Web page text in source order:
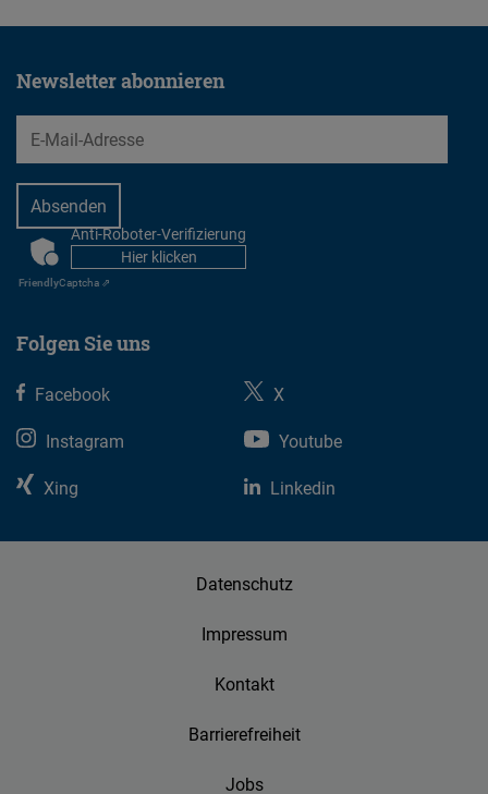
Newsletter abonnieren
EMail
CAPTCHAAnti-Roboter-Verifizierung
Hier klicken
FriendlyCaptcha ⇗
Folgen Sie uns
Facebook
X
Instagram
Youtube
Xing
Linkedin
Datenschutz
Impressum
Kontakt
Barrierefreiheit
Jobs